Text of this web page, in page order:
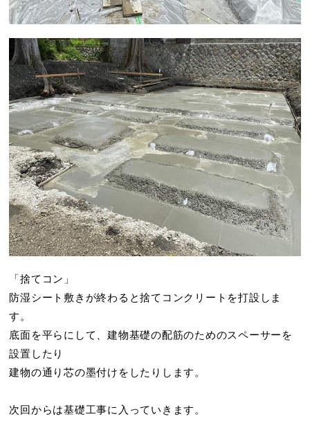
「捨てコン」
防湿シート敷きが終わると捨てコンクリートを打設しま
す。
底面を平らにして、建物基礎の配筋のためのスペーサーを
設置したり
建物の通り芯の墨付けをしたりします。
次回からは基礎工事に入っていきます。